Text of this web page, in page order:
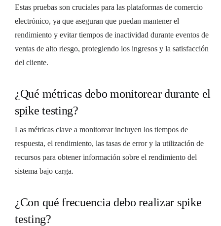
Estas pruebas son cruciales para las plataformas de comercio
electrónico, ya que aseguran que puedan mantener el
rendimiento y evitar tiempos de inactividad durante eventos de
ventas de alto riesgo, protegiendo los ingresos y la satisfacción
del cliente.
¿Qué métricas debo monitorear durante el
spike testing?
Las métricas clave a monitorear incluyen los tiempos de
respuesta, el rendimiento, las tasas de error y la utilización de
recursos para obtener información sobre el rendimiento del
sistema bajo carga.
¿Con qué frecuencia debo realizar spike
testing?